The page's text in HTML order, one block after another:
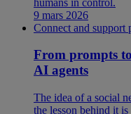
9 mars 2026
Connect and support
From prompts
AI agents
The idea of a social
the lesson behind it